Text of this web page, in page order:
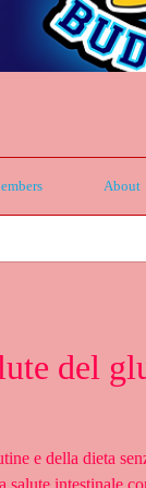
About
del
e della dieta
intestinale